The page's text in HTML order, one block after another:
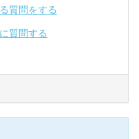
質問をする
質問する